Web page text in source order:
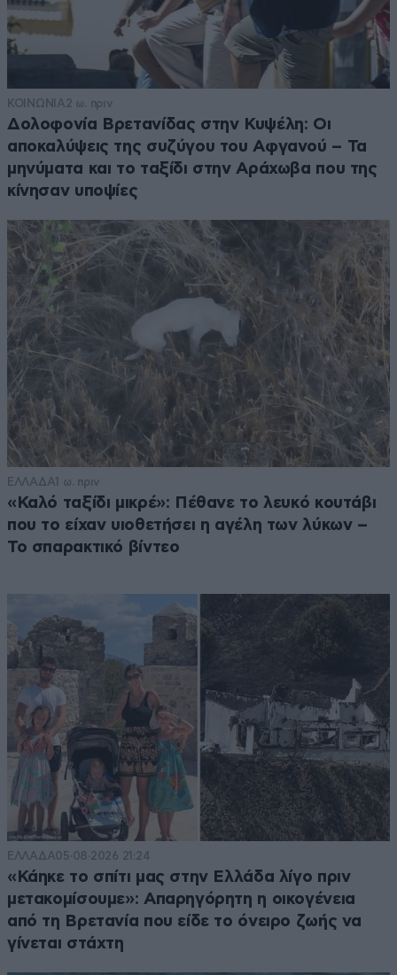
ΚΟΙΝΩΝΙΑ2 ω. πριν
Δολοφονία Βρετανίδας στην Κυψέλη: Οι
αποκαλύψεις της συζύγου του Αφγανού – Τα
μηνύματα και το ταξίδι στην Αράχωβα που της
κίνησαν υποψίες
ΕΛΛΑΔΑ1 ω. πριν
«Καλό ταξίδι μικρέ»: Πέθανε το λευκό κουτάβι
που το είχαν υιοθετήσει η αγέλη των λύκων –
Το σπαρακτικό βίντεο
ΕΛΛΑΔΑ05·08·2026 21:24
«Κάηκε το σπίτι μας στην Ελλάδα λίγο πριν
μετακομίσουμε»: Απαρηγόρητη η οικογένεια
από τη Βρετανία που είδε το όνειρο ζωής να
γίνεται στάχτη